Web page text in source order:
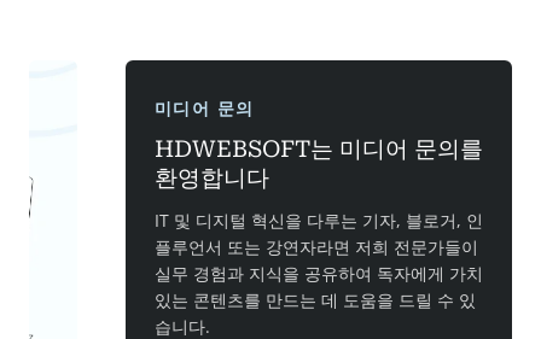
미디어 문의
HDWEBSOFT는 미디어 문의를
환영합니다
IT 및 디지털 혁신을 다루는 기자, 블로거, 인
플루언서 또는 강연자라면 저희 전문가들이
실무 경험과 지식을 공유하여 독자에게 가치
있는 콘텐츠를 만드는 데 도움을 드릴 수 있
습니다.